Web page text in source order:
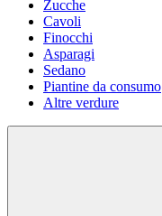
Zucche
Cavoli
Finocchi
Asparagi
Sedano
Piantine da consumo
Altre verdure